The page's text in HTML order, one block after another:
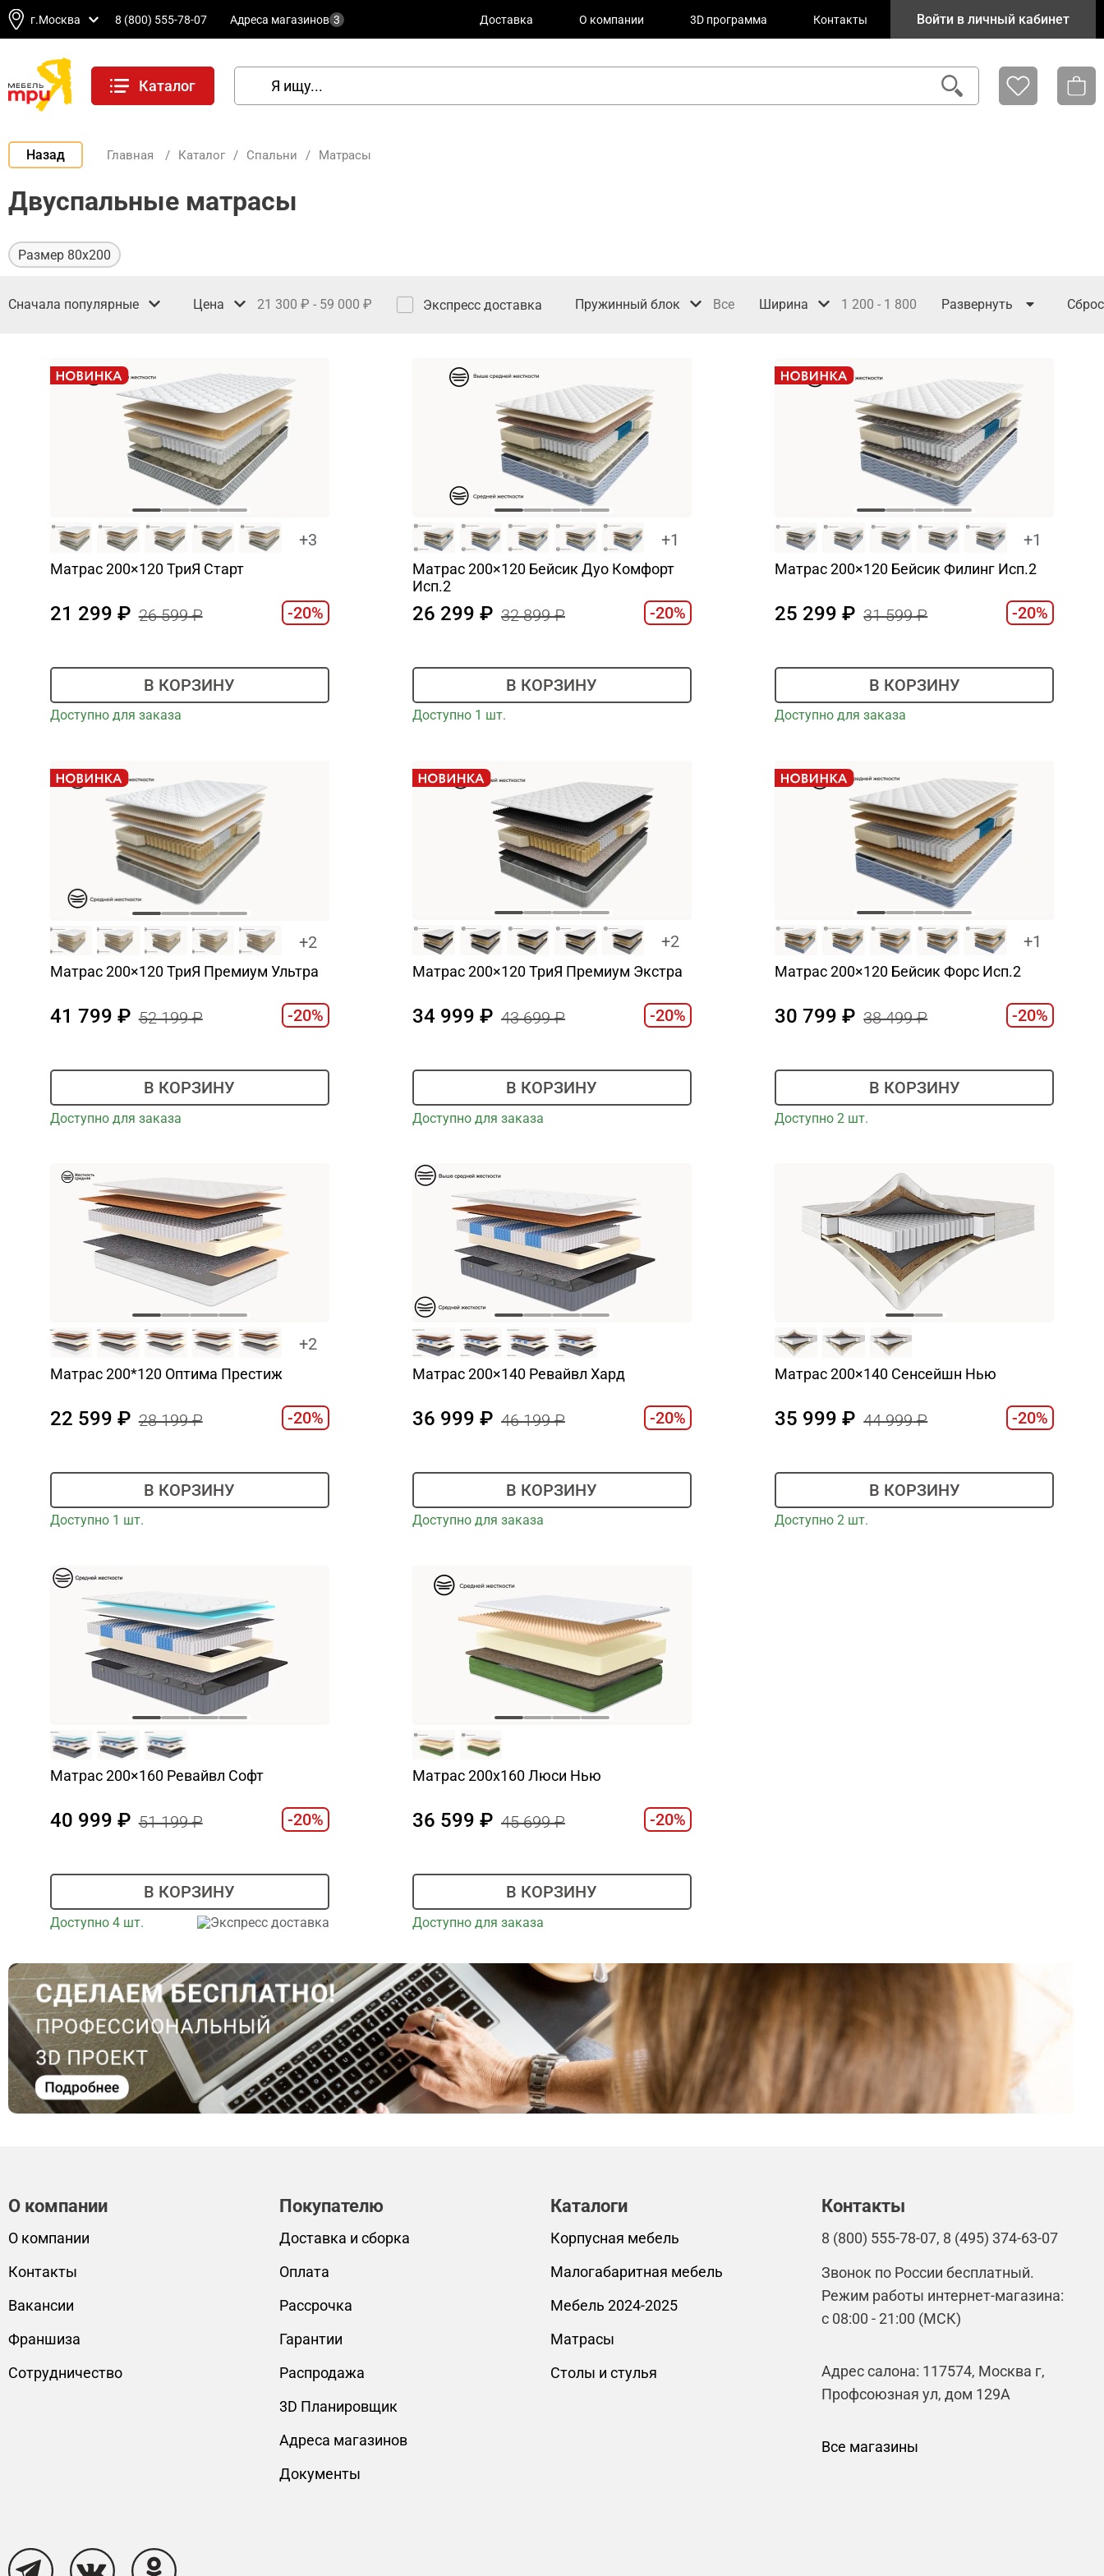
г.Москва 8 (800) 555-78-07 Адреса магазинов 3 Доставка О компании 3D программа Контакты Войти в личный кабинет
Каталог
Назад Главная / Каталог / Спальни / Матрасы
Двуспальные матрасы
Размер 80х200
Сначала популярные Цена 21 300 - 59 000 Экспресс доставка Пружинный блок Все Ширина 1 200 - 1 800 Развернуть
+3
Матрас 200×120 ТриЯ Старт
21 299 26 599 -20%
В КОРЗИНУ
Доступно для заказа
+1
Матрас 200×120 Бейсик Дуо Комфорт
Исп.2
26 299 32 899 -20%
В КОРЗИНУ
Доступно 1 шт.
+1
Матрас 200×120 Бейсик Филинг Исп.2
25 299 31 599 -20%
В КОРЗИНУ
Доступно для заказа
+2
Матрас 200×120 ТриЯ Премиум Ультра
41 799 52 199 -20%
В КОРЗИНУ
Доступно для заказа
+2
Матрас 200×120 ТриЯ Премиум Экстра
34 999 43 699 -20%
В КОРЗИНУ
Доступно для заказа
+1
Матрас 200×120 Бейсик Форс Исп.2
30 799 38 499 -20%
В КОРЗИНУ
Доступно 2 шт.
+2
Матрас 200*120 Оптима Престиж
22 599 28 199 -20%
В КОРЗИНУ
Доступно 1 шт.
Матрас 200×140 Ревайвл Хард
36 999 46 199 -20%
В КОРЗИНУ
Доступно для заказа
Матрас 200×140 Сенсейшн Нью
35 999 44 999 -20%
В КОРЗИНУ
Доступно 2 шт.
Матрас 200×160 Ревайвл Софт
40 999 51 199 -20%
В КОРЗИНУ
Доступно 4 шт. Экспресс доставка
Матрас 200х160 Люси Нью
36 599 45 699 -20%
В КОРЗИНУ
Доступно для заказа
О компании
О компании
Контакты
Вакансии
Франшиза
Сотрудничество
Покупателю
Доставка и сборка
Оплата
Рассрочка
Гарантии
Распродажа
3D Планировщик
Адреса магазинов
Документы
Каталоги
Корпусная мебель
Малогабаритная мебель
Мебель 2024-2025
Матрасы
Столы и стулья
Контакты
8 (800) 555-78-07, 8 (495) 374-63-07
Звонок по России бесплатный.
Режим работы интернет-магазина:
с 08:00 - 21:00 (МСК)
Адрес салона: 117574, Москва г,
Профсоюзная ул, дом 129А
Все магазины